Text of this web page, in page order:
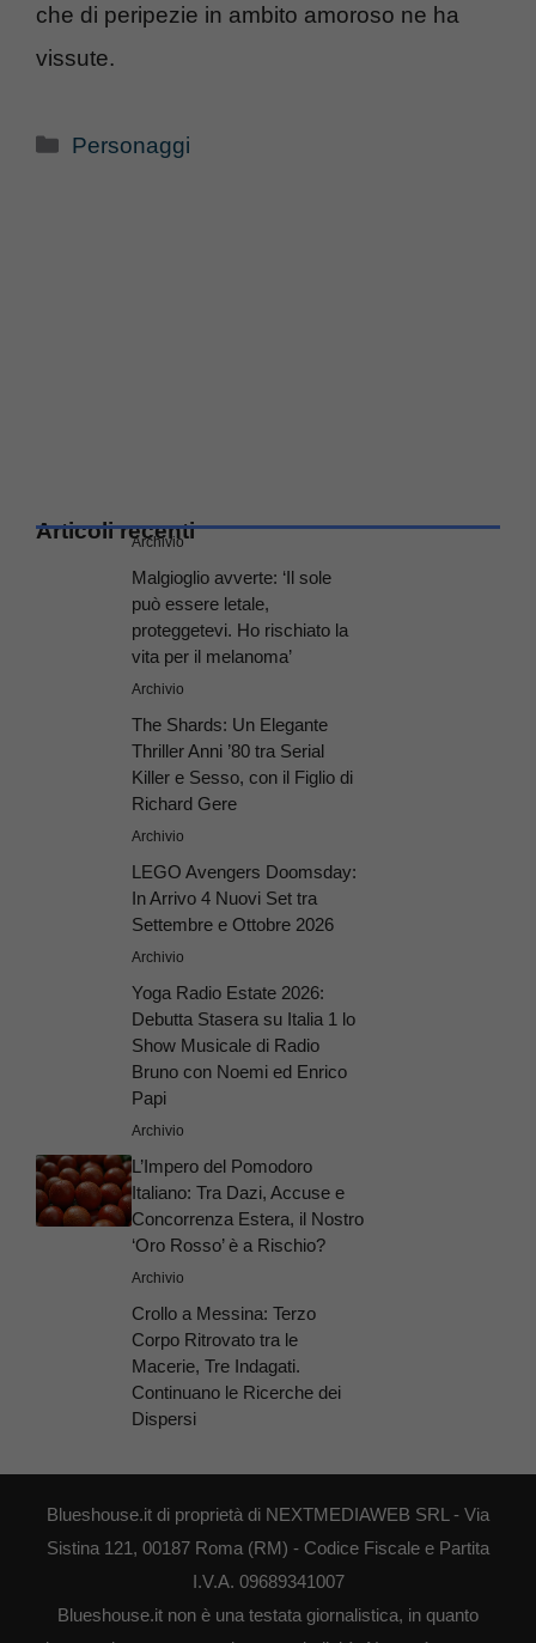
che di peripezie in ambito amoroso ne ha
vissute.
Categorie
Personaggi
Articoli recenti
Archivio
Malgioglio avverte: ‘Il sole
può essere letale,
proteggetevi. Ho rischiato la
vita per il melanoma’
Archivio
The Shards: Un Elegante
Thriller Anni ’80 tra Serial
Killer e Sesso, con il Figlio di
Richard Gere
Archivio
LEGO Avengers Doomsday:
In Arrivo 4 Nuovi Set tra
Settembre e Ottobre 2026
Archivio
Yoga Radio Estate 2026:
Debutta Stasera su Italia 1 lo
Show Musicale di Radio
Bruno con Noemi ed Enrico
Papi
Archivio
L’Impero del Pomodoro
Italiano: Tra Dazi, Accuse e
Concorrenza Estera, il Nostro
‘Oro Rosso’ è a Rischio?
Archivio
Crollo a Messina: Terzo
Corpo Ritrovato tra le
Macerie, Tre Indagati.
Continuano le Ricerche dei
Dispersi
Blueshouse.it di proprietà di NEXTMEDIAWEB SRL - Via
Sistina 121, 00187 Roma (RM) - Codice Fiscale e Partita
I.V.A. 09689341007
Blueshouse.it non è una testata giornalistica, in quanto